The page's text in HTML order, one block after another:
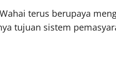
terus berupaya
tujuan sistem